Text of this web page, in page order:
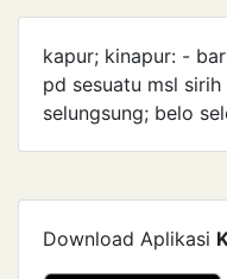
kapur; kinapur: -
pd sesuatu msl
selungsung; belo
Download Aplikasi